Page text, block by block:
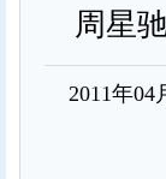
周星
2011年